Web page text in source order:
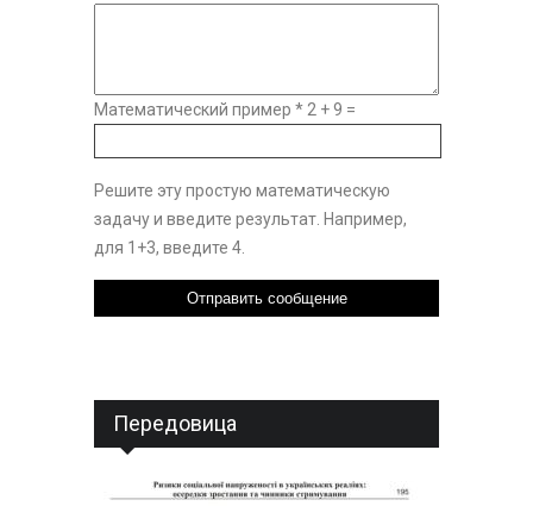
Математический пример * 2 + 9 =
Решите эту простую математическую
задачу и введите результат. Например,
для 1+3, введите 4.
Передовица